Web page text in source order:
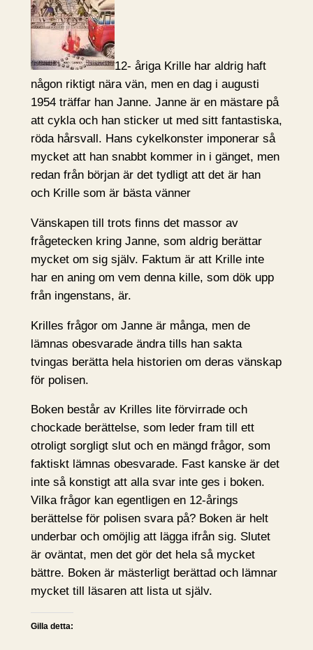
12- åriga Krille har aldrig haft
någon riktigt nära vän, men en dag i augusti
1954 träffar han Janne. Janne är en mästare på
att cykla och han sticker ut med sitt fantastiska,
röda hårsvall. Hans cykelkonster imponerar så
mycket att han snabbt kommer in i gänget, men
redan från början är det tydligt att det är han
och Krille som är bästa vänner
Vänskapen till trots finns det massor av
frågetecken kring Janne, som aldrig berättar
mycket om sig själv. Faktum är att Krille inte
har en aning om vem denna kille, som dök upp
från ingenstans, är.
Krilles frågor om Janne är många, men de
lämnas obesvarade ändra tills han sakta
tvingas berätta hela historien om deras vänskap
för polisen.
Boken består av Krilles lite förvirrade och
chockade berättelse, som leder fram till ett
otroligt sorgligt slut och en mängd frågor, som
faktiskt lämnas obesvarade. Fast kanske är det
inte så konstigt att alla svar inte ges i boken.
Vilka frågor kan egentligen en 12-årings
berättelse för polisen svara på? Boken är helt
underbar och omöjlig att lägga ifrån sig. Slutet
är oväntat, men det gör det hela så mycket
bättre. Boken är mästerligt berättad och lämnar
mycket till läsaren att lista ut själv.
Gilla detta: